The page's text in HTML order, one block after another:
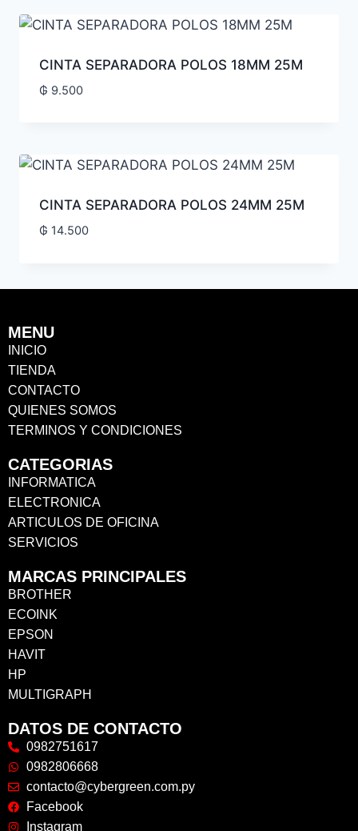
CINTA SEPARADORA POLOS 18MM 25M
₲ 9.500
CINTA SEPARADORA POLOS 24MM 25M
₲ 14.500
MENU
INICIO
TIENDA
CONTACTO
QUIENES SOMOS
TERMINOS Y CONDICIONES
CATEGORIAS
INFORMATICA
ELECTRONICA
ARTICULOS DE OFICINA
SERVICIOS
MARCAS PRINCIPALES
BROTHER
ECOINK
EPSON
HAVIT
HP
MULTIGRAPH
DATOS DE CONTACTO
0982751617
0982806668
contacto@cybergreen.com.py
Facebook
Instagram